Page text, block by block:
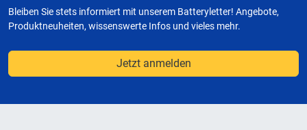
Bleiben Sie stets informiert mit unserem Batteryletter! Angebote,
Produktneuheiten, wissenswerte Infos und vieles mehr.
Jetzt anmelden